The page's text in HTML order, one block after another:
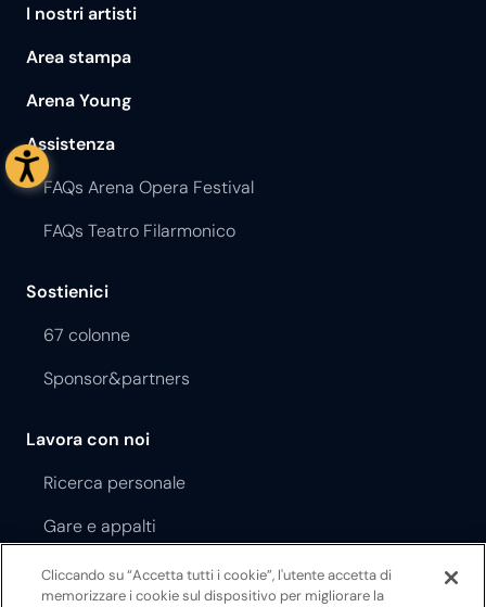
I nostri artisti
Area stampa
Arena Young
Assistenza
FAQs Arena Opera Festival
FAQs Teatro Filarmonico
Sostienici
67 colonne
Sponsor&partners
Lavora con noi
Ricerca personale
Gare e appalti
Regolamento Opera Festival
Cliccando su “Accetta tutti i cookie”, l'utente accetta di
memorizzare i cookie sul dispositivo per migliorare la